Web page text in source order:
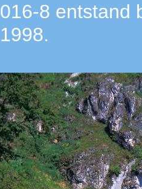
016-8 entstand
1998.